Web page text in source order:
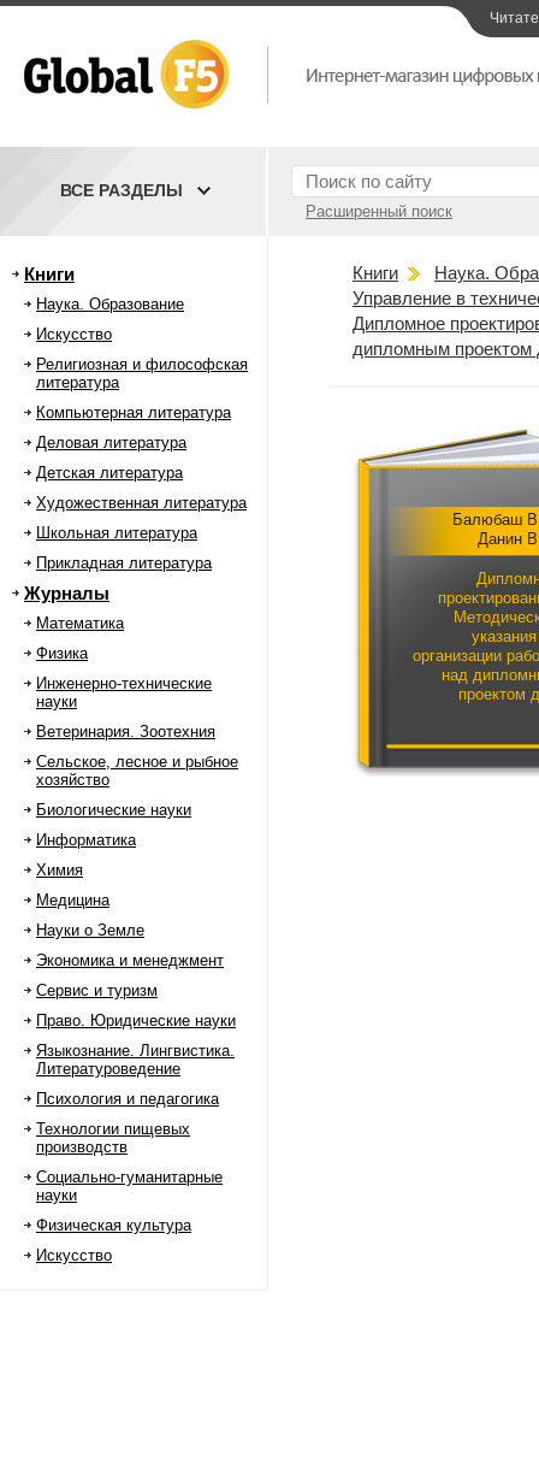
Расширенный поиск
ВСЕ РАЗДЕЛЫ
Книги
Наука. Образование
Искусство
Религиозная и философская
литература
Компьютерная литература
Деловая литература
Детская литература
Художественная литература
Школьная литература
Прикладная литература
Журналы
Математика
Физика
Инженерно-технические
науки
Ветеринария. Зоотехния
Сельское, лесное и рыбное
хозяйство
Биологические науки
Информатика
Химия
Медицина
Науки о Земле
Экономика и менеджмент
Сервис и туризм
Право. Юридические науки
Языкознание. Лингвистика.
Литературоведение
Психология и педагогика
Технологии пищевых
производств
Социально-гуманитарные
науки
Физическая культура
Искусство
Книги
Наука.
Управление в
Дипломное
дипломным проектом
Балюбаш
Данин
организации
над
проектом